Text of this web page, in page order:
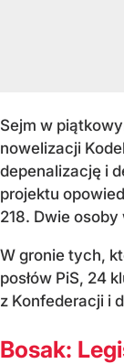
Sejm w
nowelizacji
depenalizację i
projektu
218. Dwie osoby
W gronie tych,
posłów PiS, 24
z Konfederacji i
Bosak: